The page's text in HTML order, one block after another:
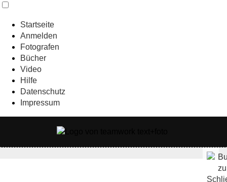
Startseite
Anmelden
Fotografen
Bücher
Video
Hilfe
Datenschutz
Impressum